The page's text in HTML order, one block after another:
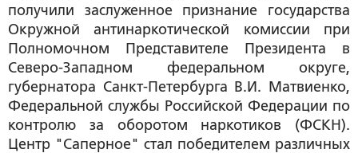
получили заслуженное признание государства
Окружной антинаркотической комиссии при
Полномочном Представителе Президента в
Северо-Западном федеральном округе,
губернатора Санкт-Петербурга В.И. Матвиенко,
Федеральной службы Российской Федерации по
контролю за оборотом наркотиков (ФСКН).
Центр "Саперное" стал победителем различных